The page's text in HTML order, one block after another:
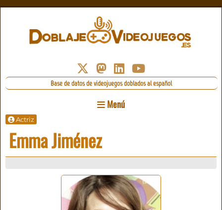
Base de datos de videojuegos doblados al español
Menú
Actriz
Emma Jiménez